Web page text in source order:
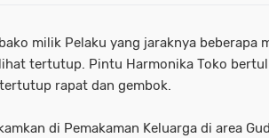
milik Pelaku yang jaraknya beberapa
tertutup. Pintu Harmonika Toko
rapat dan gembok.
di Pemakaman Keluarga di area